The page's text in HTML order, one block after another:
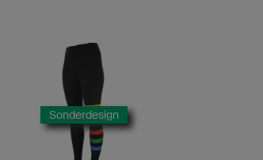
Sonderdesign